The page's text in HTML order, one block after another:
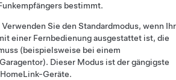
bestimmt.
Verwenden Sie den Standardmodus, wenn Ihr
einer Fernbedienung ausgestattet ist, die
(beispielsweise bei einem
Dieser Modus ist der gängigste
Geräte.